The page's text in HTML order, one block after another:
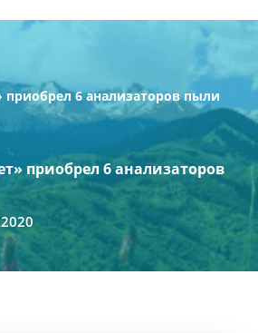
приобрел 6 анализаторов пыли
приобрел 6 анализаторов